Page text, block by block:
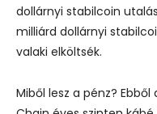
dollárnyi stabilcoin
milliárd dollárnyi
valaki elköltsék.
Miből lesz a pénz?